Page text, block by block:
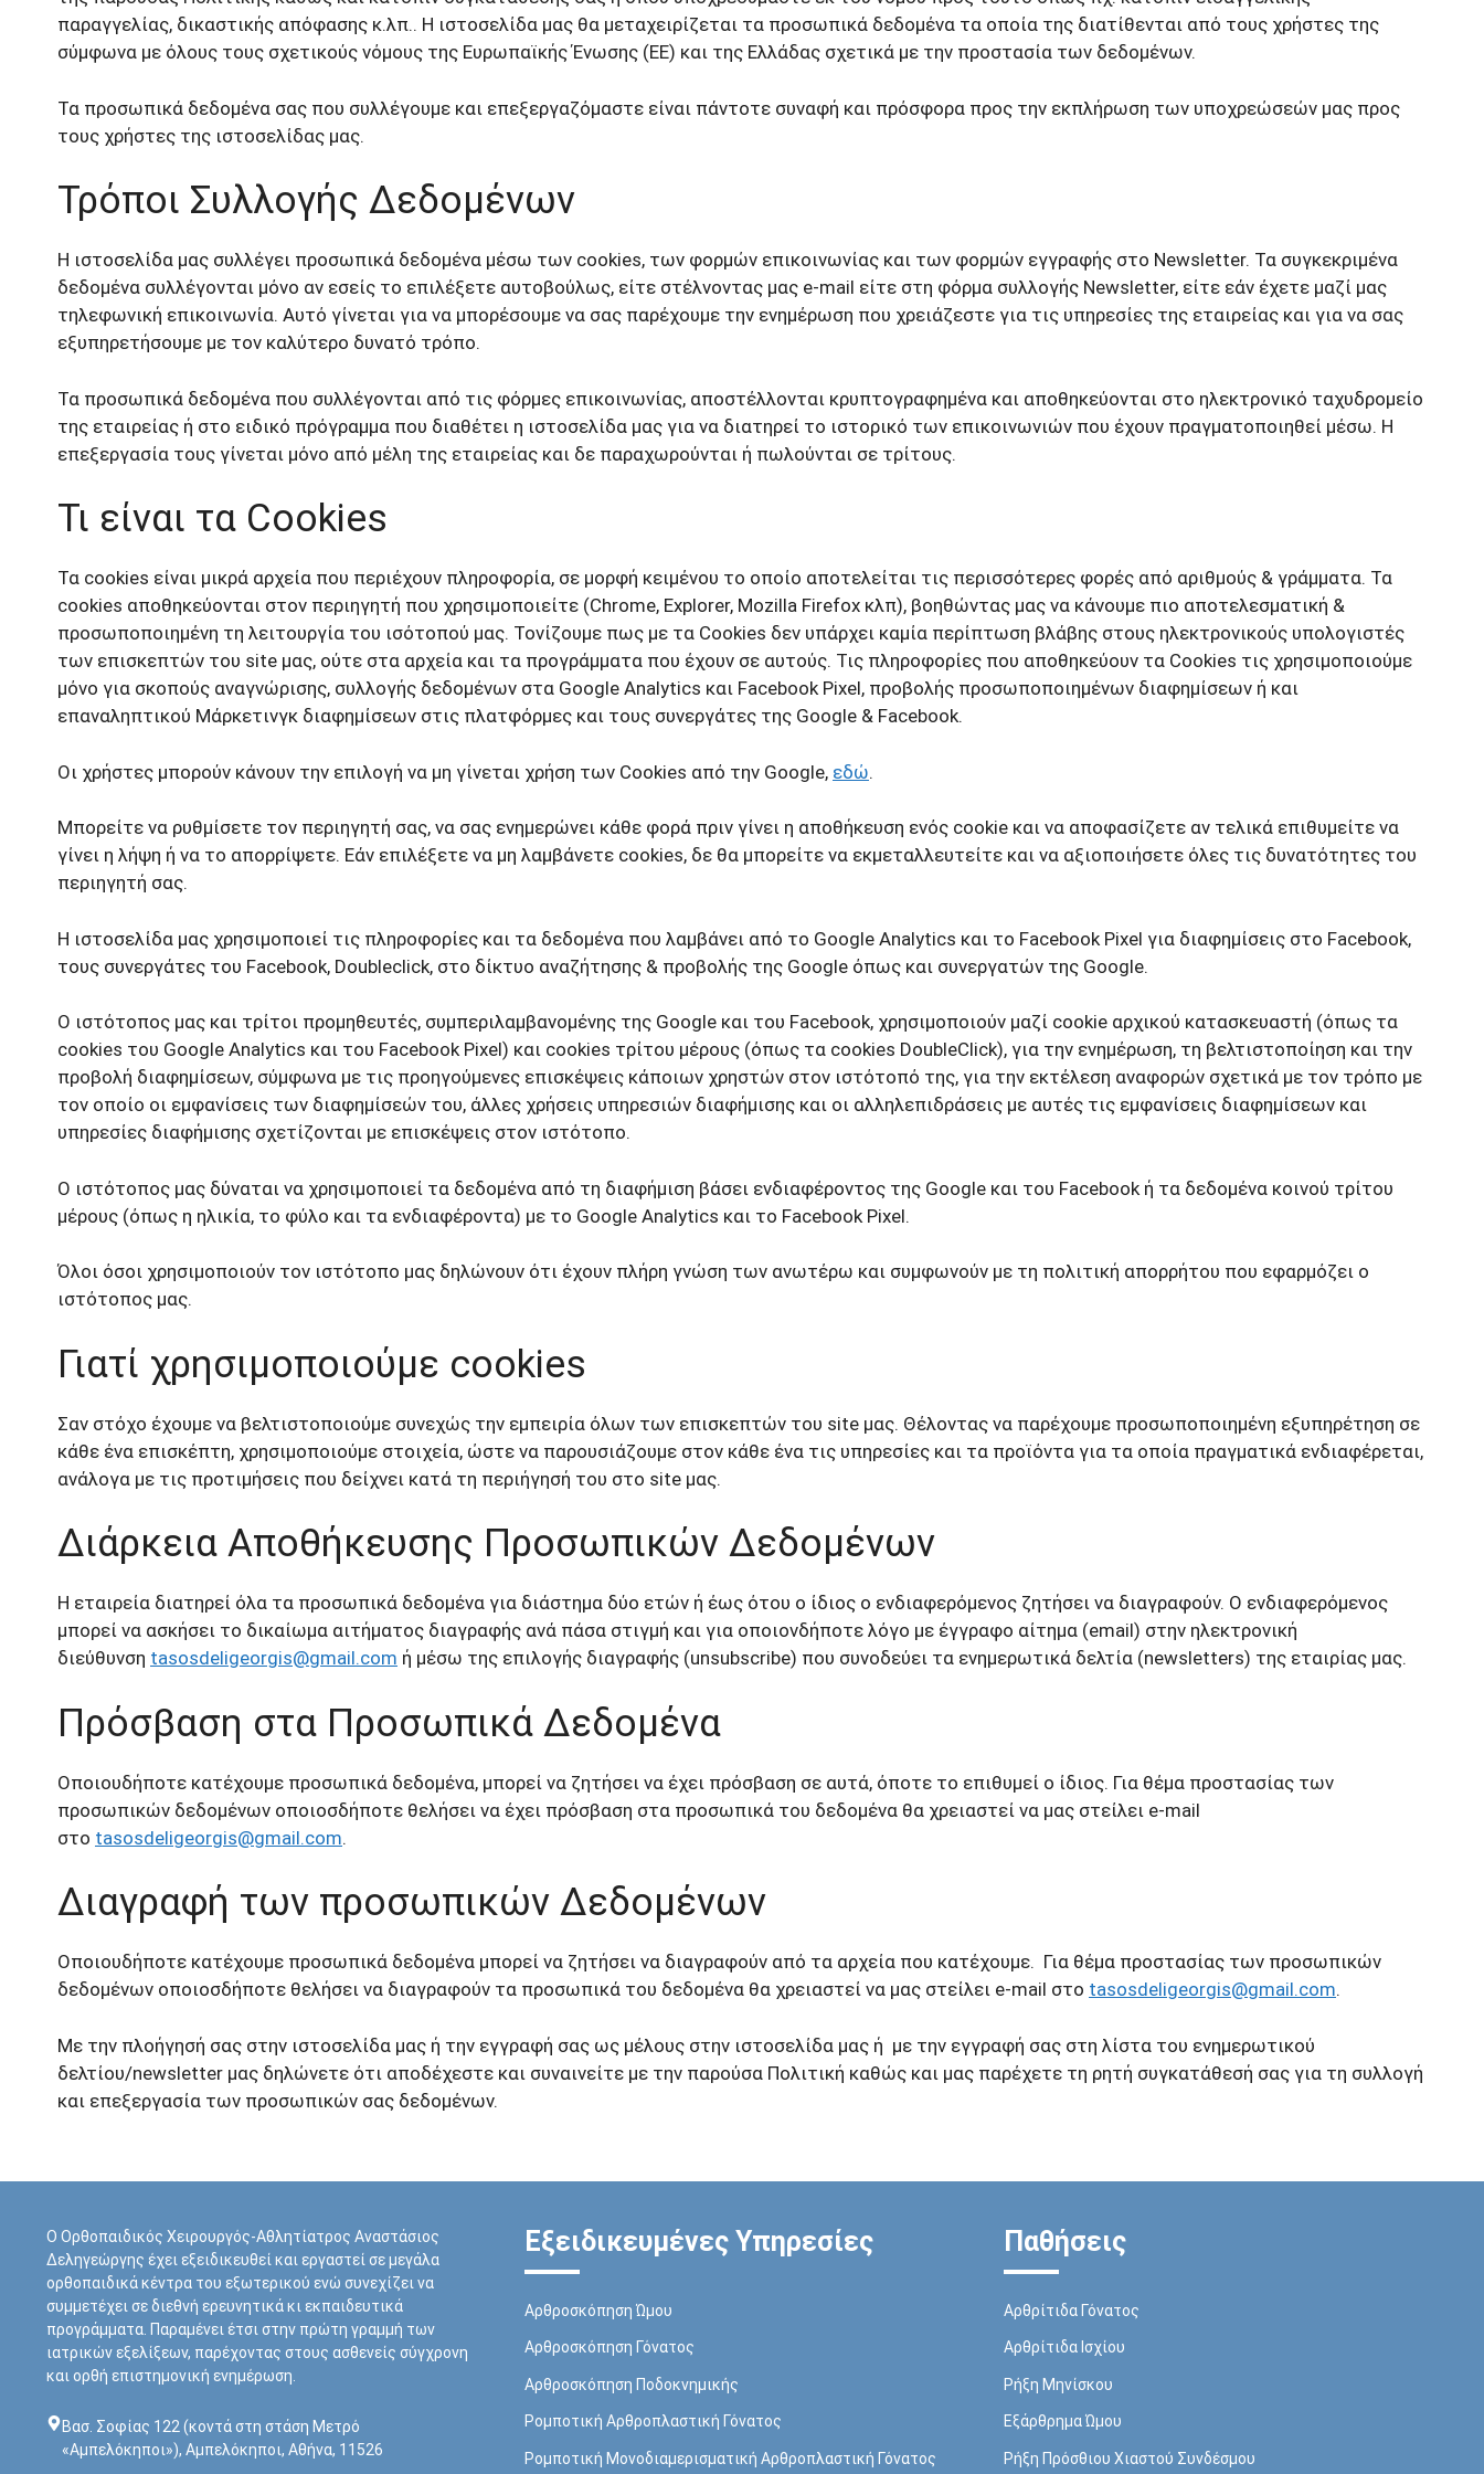
Ρήξη Τένοντα Ώμου (Τενόντιο
Πέταλο)
Σύνδρομο Καρπιαίου Σωλήνα Γόνατο Δρομέα
Χιαστού: Tεχνική ALL INSIDE
Ανάστροφη Oλική Αρθροπλαστική
Ώμου
Πρωτόκολλα Ταχείας Κινητοποίησης
Εκτινασσόμενος Δάκτυλος (Trigger
παραγγελίας, δικαστικής απόφασης κ.λπ.. Η ιστοσελίδα μας θα μεταχειρίζεται τα προσωπικά δεδομένα τα οποία της διατίθενται από τους χρήστες της
σύμφωνα με όλους τους σχετικούς νόμους της Ευρωπαϊκής Ένωσης (ΕΕ) και της Ελλάδας σχετικά με την προστασία των δεδομένων.
Τα προσωπικά δεδομένα σας που συλλέγουμε και επεξεργαζόμαστε είναι πάντοτε συναφή και πρόσφορα προς την εκπλήρωση των υποχρεώσεών μας προς
τους χρήστες της ιστοσελίδας μας.
Τρόποι Συλλογής Δεδομένων
Η ιστοσελίδα μας συλλέγει προσωπικά δεδομένα μέσω των cookies, των φορμών επικοινωνίας και των φορμών εγγραφής στο Newsletter. Τα συγκεκριμένα
δεδομένα συλλέγονται μόνο αν εσείς το επιλέξετε αυτοβούλως, είτε στέλνοντας μας e-mail είτε στη φόρμα συλλογής Newsletter, είτε εάν έχετε μαζί μας
τηλεφωνική επικοινωνία. Αυτό γίνεται για να μπορέσουμε να σας παρέχουμε την ενημέρωση που χρειάζεστε για τις υπηρεσίες της εταιρείας και για να σας
εξυπηρετήσουμε με τον καλύτερο δυνατό τρόπο.
Τα προσωπικά δεδομένα που συλλέγονται από τις φόρμες επικοινωνίας, αποστέλλονται κρυπτογραφημένα και αποθηκεύονται στο ηλεκτρονικό ταχυδρομείο
της εταιρείας ή στο ειδικό πρόγραμμα που διαθέτει η ιστοσελίδα μας για να διατηρεί το ιστορικό των επικοινωνιών που έχουν πραγματοποιηθεί μέσω. Η
επεξεργασία τους γίνεται μόνο από μέλη της εταιρείας και δε παραχωρούνται ή πωλούνται σε τρίτους.
Τι είναι τα Cookies
Τα cookies είναι μικρά αρχεία που περιέχουν πληροφορία, σε μορφή κειμένου το οποίο αποτελείται τις περισσότερες φορές από αριθμούς & γράμματα. Τα
cookies αποθηκεύονται στον περιηγητή που χρησιμοποιείτε (Chrome, Explorer, Mozilla Firefox κλπ), βοηθώντας μας να κάνουμε πιο αποτελεσματική &
προσωποποιημένη τη λειτουργία του ισότοπού μας. Τονίζουμε πως με τα Cookies δεν υπάρχει καμία περίπτωση βλάβης στους ηλεκτρονικούς υπολογιστές
των επισκεπτών του site μας, ούτε στα αρχεία και τα προγράμματα που έχουν σε αυτούς. Τις πληροφορίες που αποθηκεύουν τα Cookies τις χρησιμοποιούμε
μόνο για σκοπούς αναγνώρισης, συλλογής δεδομένων στα Google Analytics και Facebook Pixel, προβολής προσωποποιημένων διαφημίσεων ή και
επαναληπτικού Μάρκετινγκ διαφημίσεων στις πλατφόρμες και τους συνεργάτες της Google & Facebook.
Οι χρήστες μπορούν κάνουν την επιλογή να μη γίνεται χρήση των Cookies από την Google, εδώ.
Μπορείτε να ρυθμίσετε τον περιηγητή σας, να σας ενημερώνει κάθε φορά πριν γίνει η αποθήκευση ενός cookie και να αποφασίζετε αν τελικά επιθυμείτε να
γίνει η λήψη ή να το απορρίψετε. Εάν επιλέξετε να μη λαμβάνετε cookies, δε θα μπορείτε να εκμεταλλευτείτε και να αξιοποιήσετε όλες τις δυνατότητες του
περιηγητή σας.
Η ιστοσελίδα μας χρησιμοποιεί τις πληροφορίες και τα δεδομένα που λαμβάνει από το Google Analytics και το Facebook Pixel για διαφημίσεις στο Facebook,
τους συνεργάτες του Facebook, Doubleclick, στο δίκτυο αναζήτησης & προβολής της Google όπως και συνεργατών της Google.
Ο ιστότοπος μας και τρίτοι προμηθευτές, συμπεριλαμβανομένης της Google και του Facebook, χρησιμοποιούν μαζί cookie αρχικού κατασκευαστή (όπως τα
cookies του Google Analytics και του Facebook Pixel) και cookies τρίτου μέρους (όπως τα cookies DoubleClick), για την ενημέρωση, τη βελτιστοποίηση και την
προβολή διαφημίσεων, σύμφωνα με τις προηγούμενες επισκέψεις κάποιων χρηστών στον ιστότοπό της, για την εκτέλεση αναφορών σχετικά με τον τρόπο με
τον οποίο οι εμφανίσεις των διαφημίσεών του, άλλες χρήσεις υπηρεσιών διαφήμισης και οι αλληλεπιδράσεις με αυτές τις εμφανίσεις διαφημίσεων και
υπηρεσίες διαφήμισης σχετίζονται με επισκέψεις στον ιστότοπο.
Ο ιστότοπος μας δύναται να χρησιμοποιεί τα δεδομένα από τη διαφήμιση βάσει ενδιαφέροντος της Google και του Facebook ή τα δεδομένα κοινού τρίτου
μέρους (όπως η ηλικία, το φύλο και τα ενδιαφέροντα) με το Google Analytics και το Facebook Pixel.
Όλοι όσοι χρησιμοποιούν τον ιστότοπο μας δηλώνουν ότι έχουν πλήρη γνώση των ανωτέρω και συμφωνούν με τη πολιτική απορρήτου που εφαρμόζει ο
ιστότοπος μας.
Γιατί χρησιμοποιούμε cookies
Σαν στόχο έχουμε να βελτιστοποιούμε συνεχώς την εμπειρία όλων των επισκεπτών του site μας. Θέλοντας να παρέχουμε προσωποποιημένη εξυπηρέτηση σε
κάθε ένα επισκέπτη, χρησιμοποιούμε στοιχεία, ώστε να παρουσιάζουμε στον κάθε ένα τις υπηρεσίες και τα προϊόντα για τα οποία πραγματικά ενδιαφέρεται,
ανάλογα με τις προτιμήσεις που δείχνει κατά τη περιήγησή του στο site μας.
Διάρκεια Αποθήκευσης Προσωπικών Δεδομένων
Η εταιρεία διατηρεί όλα τα προσωπικά δεδομένα για διάστημα δύο ετών ή έως ότου ο ίδιος ο ενδιαφερόμενος ζητήσει να διαγραφούν. Ο ενδιαφερόμενος
μπορεί να ασκήσει το δικαίωμα αιτήματος διαγραφής ανά πάσα στιγμή και για οποιονδήποτε λόγο με έγγραφο αίτημα (email) στην ηλεκτρονική
διεύθυνση tasosdeligeorgis@gmail.com ή μέσω της επιλογής διαγραφής (unsubscribe) που συνοδεύει τα ενημερωτικά δελτία (newsletters) της εταιρίας μας.
Πρόσβαση στα Προσωπικά Δεδομένα
Οποιουδήποτε κατέχουμε προσωπικά δεδομένα, μπορεί να ζητήσει να έχει πρόσβαση σε αυτά, όποτε το επιθυμεί ο ίδιος. Για θέμα προστασίας των
προσωπικών δεδομένων οποιοσδήποτε θελήσει να έχει πρόσβαση στα προσωπικά του δεδομένα θα χρειαστεί να μας στείλει e-mail
στο tasosdeligeorgis@gmail.com.
Διαγραφή των προσωπικών Δεδομένων
Οποιουδήποτε κατέχουμε προσωπικά δεδομένα μπορεί να ζητήσει να διαγραφούν από τα αρχεία που κατέχουμε. Για θέμα προστασίας των προσωπικών
δεδομένων οποιοσδήποτε θελήσει να διαγραφούν τα προσωπικά του δεδομένα θα χρειαστεί να μας στείλει e-mail στο tasosdeligeorgis@gmail.com.
Με την πλοήγησή σας στην ιστοσελίδα μας ή την εγγραφή σας ως μέλους στην ιστοσελίδα μας ή με την εγγραφή σας στη λίστα του ενημερωτικού
δελτίου/newsletter μας δηλώνετε ότι αποδέχεστε και συναινείτε με την παρούσα Πολιτική καθώς και μας παρέχετε τη ρητή συγκατάθεσή σας για τη συλλογή
και επεξεργασία των προσωπικών σας δεδομένων.
Ο Ορθοπαιδικός Χειρουργός-Αθλητίατρος Αναστάσιος
Δεληγεώργης έχει εξειδικευθεί και εργαστεί σε μεγάλα
ορθοπαιδικά κέντρα του εξωτερικού ενώ συνεχίζει να
συμμετέχει σε διεθνή ερευνητικά κι εκπαιδευτικά
προγράμματα. Παραμένει έτσι στην πρώτη γραμμή των
ιατρικών εξελίξεων, παρέχοντας στους ασθενείς σύγχρονη
και ορθή επιστημονική ενημέρωση.
Bασ. Σοφίας 122 (κοντά στη στάση Μετρό
«Αμπελόκηποι»), Αμπελόκηποι, Αθήνα, 11526
Εξειδικευμένες Υπηρεσίες
Αρθροσκόπηση Ώμου
Αρθροσκόπηση Γόνατος
Αρθροσκόπηση Ποδοκνημικής
Ρομποτική Αρθροπλαστική Γόνατος
Ρομποτική Μονοδιαμερισματική Αρθροπλαστική Γόνατος
Παθήσεις
Αρθρίτιδα Γόνατος
Αρθρίτιδα Ισχίου
Ρήξη Mηνίσκου
Εξάρθρημα Ώμου
Ρήξη Πρόσθιου Χιαστού Συνδέσμου